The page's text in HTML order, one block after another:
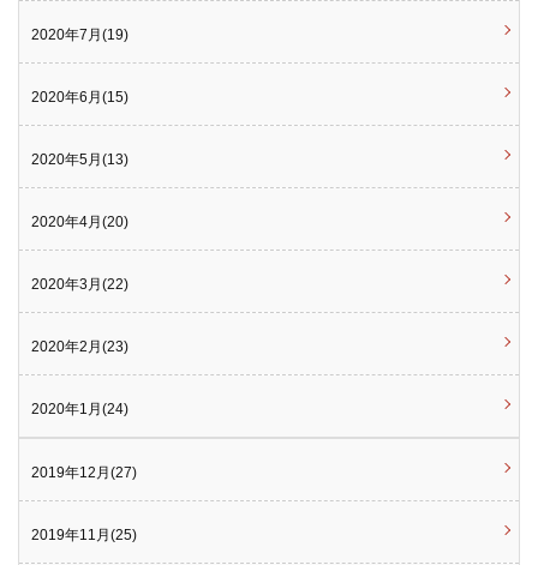
2020年7月(19)
2020年6月(15)
2020年5月(13)
2020年4月(20)
2020年3月(22)
2020年2月(23)
2020年1月(24)
2019年12月(27)
2019年11月(25)